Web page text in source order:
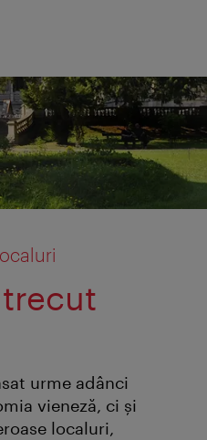
urme adânci
vieneză, ci şi
localuri,